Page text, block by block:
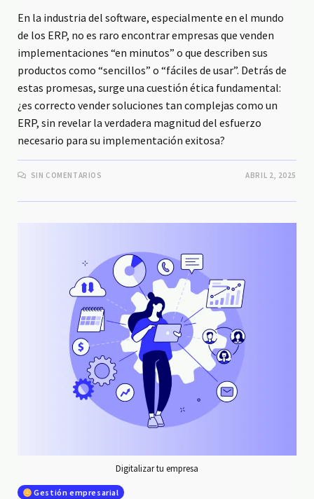
En la industria del software, especialmente en el mundo
de los ERP, no es raro encontrar empresas que venden
implementaciones “en minutos” o que describen sus
productos como “sencillos” o “fáciles de usar”. Detrás de
estas promesas, surge una cuestión ética fundamental:
¿es correcto vender soluciones tan complejas como un
ERP, sin revelar la verdadera magnitud del esfuerzo
necesario para su implementación exitosa?
SIN COMENTARIOS ABRIL 2, 2025
Digitalizar tu empresa
Gestión empresarial